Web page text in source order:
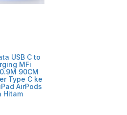
USB C to
MFi
90CM
Type C ke
AirPods
Hitam